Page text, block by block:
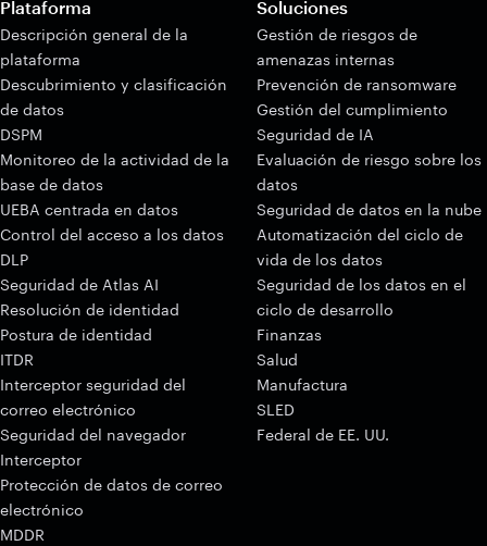
Plataforma
Descripción general de la
plataforma
Descubrimiento y clasificación
de datos
DSPM
Monitoreo de la actividad de la
base de datos
UEBA centrada en datos
Control del acceso a los datos
DLP
Seguridad de Atlas AI
Resolución de identidad
Postura de identidad
ITDR
Interceptor seguridad del
correo electrónico
Seguridad del navegador
Interceptor
Protección de datos de correo
electrónico
MDDR
Soluciones
Gestión de riesgos de
amenazas internas
Prevención de ransomware
Gestión del cumplimiento
Seguridad de IA
Evaluación de riesgo sobre los
datos
Seguridad de datos en la nube
Automatización del ciclo de
vida de los datos
Seguridad de los datos en el
ciclo de desarrollo
Finanzas
Salud
Manufactura
SLED
Federal de EE. UU.